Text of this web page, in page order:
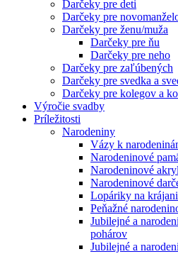
Darčeky pre deti
Darčeky pre
Darčeky pre ženu/muža
Darčeky pre ňu
Darčeky pre neho
Darčeky pre zaľúbených
Darčeky pre svedka a
Darčeky pre kolegov a
Výročie svadby
Príležitosti
Narodeniny
Vázy k
Narodeninové
Narodeninové
Narodeninové
Lopáriky na
Peňažné
Jubilejné a
pohárov
Jubilejné a